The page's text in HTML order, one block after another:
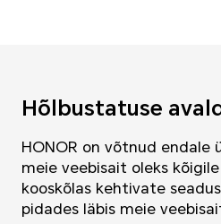
Hõlbustatuse
HONOR on võtnud endale
meie veebisait oleks
kooskõlas kehtivate
pidades läbis meie